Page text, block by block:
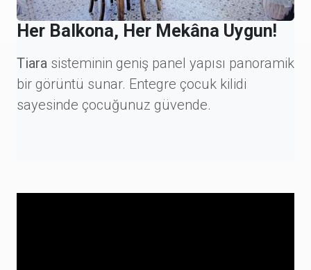
Her Balkona, Her Mekâna Uygun!
Tiara sisteminin geniş panel yapısı panoramik
bir görüntü sunar. Entegre çocuk kilidi
sayesinde çocuğunuz güvende.